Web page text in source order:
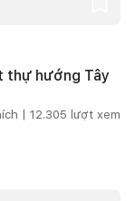
thự hướng Tây
| 12.305 lượt xem